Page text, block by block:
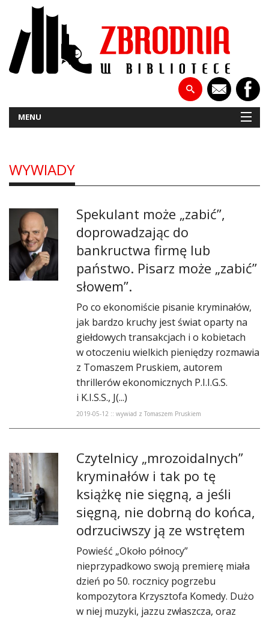
MENU
NOWOŚCI
WYWIADY
RECENZJE
DO CZYTANIA
NA EKRANIE
WYWIADY
Spekulant może „zabić”,
doprowadzając do
bankructwa firmę lub
państwo. Pisarz może „zabić”
słowem”.
Po co ekonomiście pisanie kryminałów,
jak bardzo kruchy jest świat oparty na
giełdowych transakcjach i o kobietach
w otoczeniu wielkich pieniędzy rozmawia
z Tomaszem Pruskiem, autorem
thrillerów ekonomicznych P.I.I.G.S.
i K.I.S.S., J(...)
2019-05-12 :: wywiad z Tomaszem Pruskiem
​Czytelnicy „mrozoidalnych”
kryminałów i tak po tę
książkę nie sięgną, a jeśli
sięgną, nie dobrną do końca,
odrzuciwszy ją ze wstrętem
Powieść „Około północy”
nieprzypadkowo swoją premierę miała
dzień po 50. rocznicy pogrzebu
kompozytora Krzysztofa Komedy. Dużo
w niej muzyki, jazzu zwłaszcza, oraz